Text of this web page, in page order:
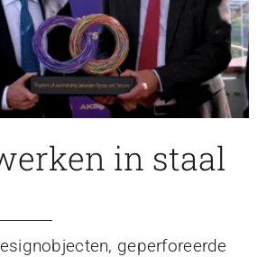
in staal
geperforeerde